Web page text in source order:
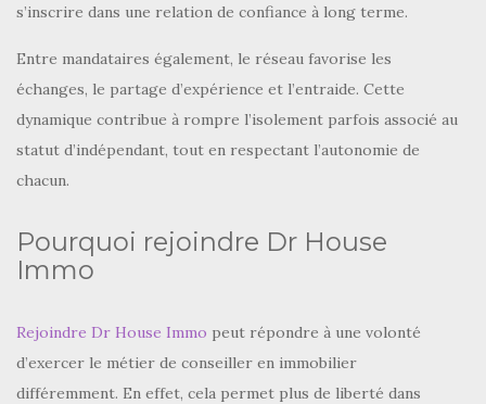
s’inscrire dans une relation de confiance à long terme.
Entre mandataires également, le réseau favorise les
échanges, le partage d’expérience et l’entraide. Cette
dynamique contribue à rompre l’isolement parfois associé au
statut d’indépendant, tout en respectant l’autonomie de
chacun.
Pourquoi rejoindre Dr House
Immo
Rejoindre Dr House Immo peut répondre à une volonté
d’exercer le métier de conseiller en immobilier
différemment. En effet, cela permet plus de liberté dans